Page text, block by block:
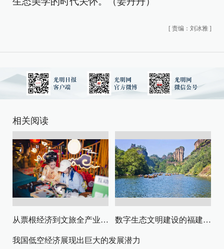
[ 责编：刘冰雅 ]
相关阅读
从票根经济到文旅全产业链升级 数字生态文明建设的福建路径与启示
我国低空经济展现出巨大的发展潜力